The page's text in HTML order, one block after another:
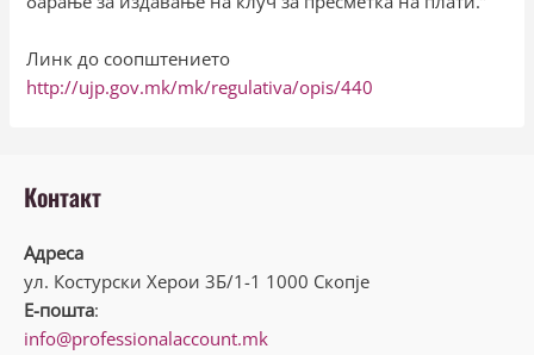
Линк до соопштението
http://ujp.gov.mk/mk/regulativa/opis/440
Контакт
Адреса
ул. Костурски Херои 3Б/1-1 1000 Скопје
Е-пошта:
info@professionalaccount.mk